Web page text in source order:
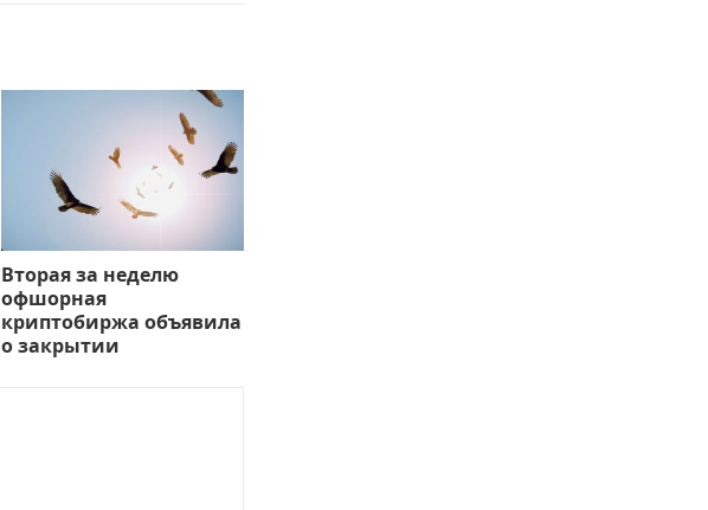
Вторая за неделю
офшорная
криптобиржа объявила
о закрытии